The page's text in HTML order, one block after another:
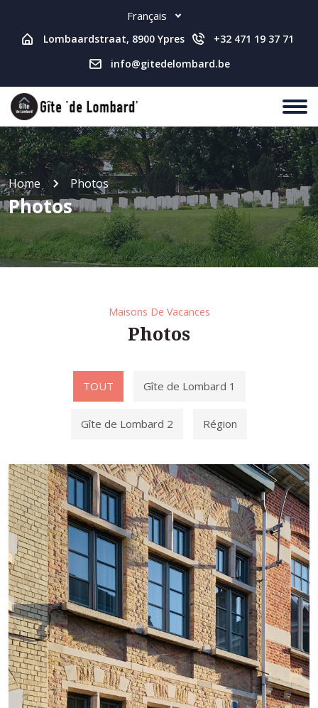
Français
Lombaardstraat, 8900 Ypres
+32 471 19 37 71
info@gitedelombard.be
Home Photos
Photos
Maisons De Vacances
Photos
TOUT Gîte de Lombard 1
Gîte de Lombard 2 Région